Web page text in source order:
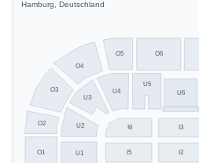
O6
O5
O4
O3
O2
O1
U6
U5
U4
U3
U2
U1 I2
I3
I6
I5
Hamburg, Deutschland